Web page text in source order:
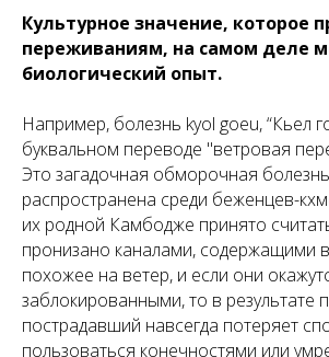
Культурное значение, которое
переживаниям, на самом деле
биологический опыт.
Например, болезнь kyol goeu, “Кьел
буквальном переводе "ветровая
Это загадочная обморочная
распространена среди беженцев-
их родной Камбодже принято
пронизано каналами, содержащими
похожее на ветер, и если они
заблокированными, то в результате
пострадавший навсегда потеряет
пользоваться конечностями или